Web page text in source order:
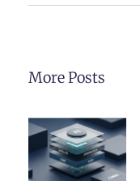
More Posts